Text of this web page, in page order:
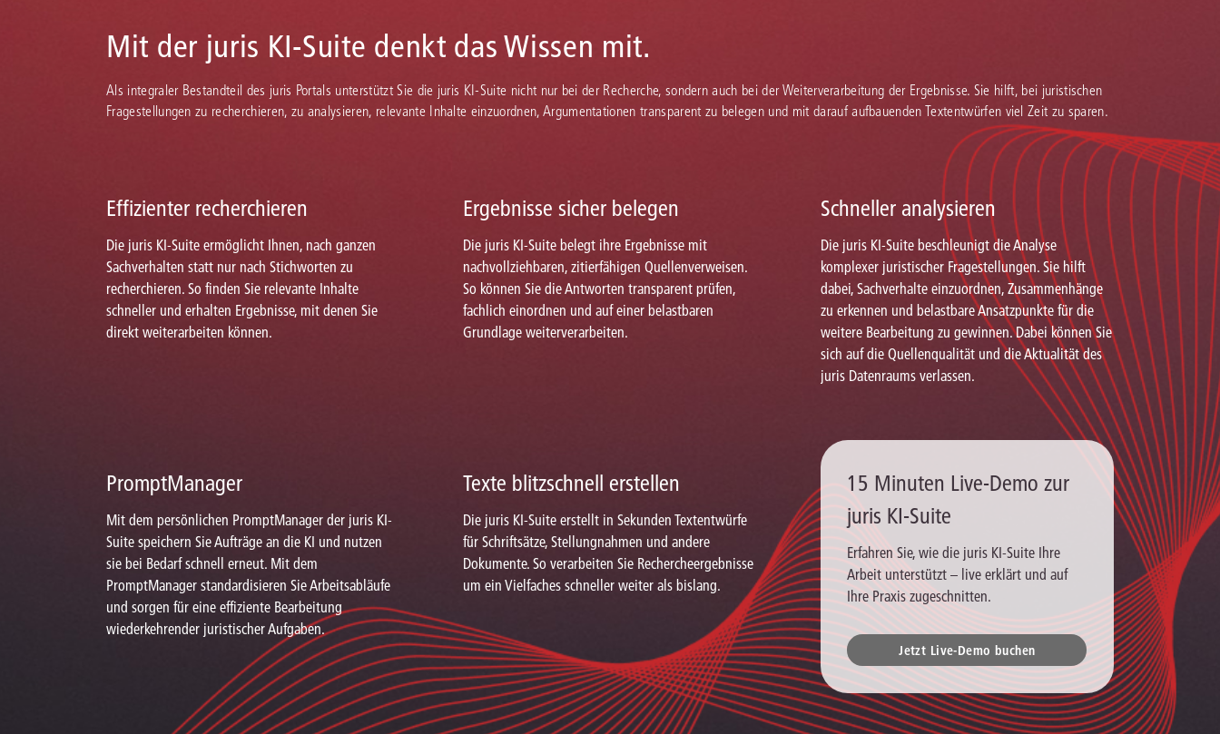
Mit der juris KI-Suite denkt das Wissen mit.
Als integraler Bestandteil des juris Portals unterstützt Sie die juris KI-Suite nicht nur bei der Recherche, sondern auch bei der Weiterverarbeitung der Ergebnisse. Sie hilft, bei juristischen
Fragestellungen zu recherchieren, zu analysieren, relevante Inhalte einzuordnen, Argumentationen transparent zu belegen und mit darauf aufbauenden Textentwürfen viel Zeit zu sparen.
Effizienter recherchieren
Die juris KI-Suite ermöglicht Ihnen, nach ganzen
Sachverhalten statt nur nach Stichworten zu
recherchieren. So finden Sie relevante Inhalte
schneller und erhalten Ergebnisse, mit denen Sie
direkt weiterarbeiten können.
Ergebnisse sicher belegen
Die juris KI-Suite belegt ihre Ergebnisse mit
nachvollziehbaren, zitierfähigen Quellenverweisen.
So können Sie die Antworten transparent prüfen,
fachlich einordnen und auf einer belastbaren
Grundlage weiterverarbeiten.
Schneller analysieren
Die juris KI-Suite beschleunigt die Analyse
komplexer juristischer Fragestellungen. Sie hilft
dabei, Sachverhalte einzuordnen, Zusammenhänge
zu erkennen und belastbare Ansatzpunkte für die
weitere Bearbeitung zu gewinnen. Dabei können Sie
sich auf die Quellenqualität und die Aktualität des
juris Datenraums verlassen.
PromptManager
Mit dem persönlichen PromptManager der juris KI-
Suite speichern Sie Aufträge an die KI und nutzen
sie bei Bedarf schnell erneut. Mit dem
PromptManager standardisieren Sie Arbeitsabläufe
und sorgen für eine effiziente Bearbeitung
wiederkehrender juristischer Aufgaben.
Texte blitzschnell erstellen
Die juris KI-Suite erstellt in Sekunden Textentwürfe
für Schriftsätze, Stellungnahmen und andere
Dokumente. So verarbeiten Sie Rechercheergebnisse
um ein Vielfaches schneller weiter als bislang.
15 Minuten Live-Demo zur
juris KI-Suite
Erfahren Sie, wie die juris KI-Suite Ihre
Arbeit unterstützt – live erklärt und auf
Ihre Praxis zugeschnitten.
Jetzt Live-Demo buchen